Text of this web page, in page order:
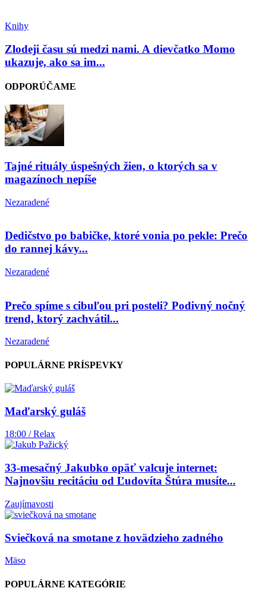
Knihy
Zlodeji času sú medzi nami. A dievčatko Momo
ukazuje, ako sa im...
ODPORÚČAME
Tajné rituály úspešných žien, o ktorých sa v
magazínoch nepíše
Nezaradené
Dedičstvo po babičke, ktoré vonia po pekle: Prečo
do rannej kávy...
Nezaradené
Prečo spíme s cibuľou pri posteli? Podivný nočný
trend, ktorý zachvátil...
Nezaradené
POPULÁRNE PRÍSPEVKY
Maďarský guláš
18:00 / Relax
33-mesačný Jakubko opäť valcuje internet:
Najnovšiu recitáciu od Ľudovíta Štúra musíte...
Zaujímavosti
Sviečková na smotane z hovädzieho zadného
Mäso
POPULÁRNE KATEGÓRIE